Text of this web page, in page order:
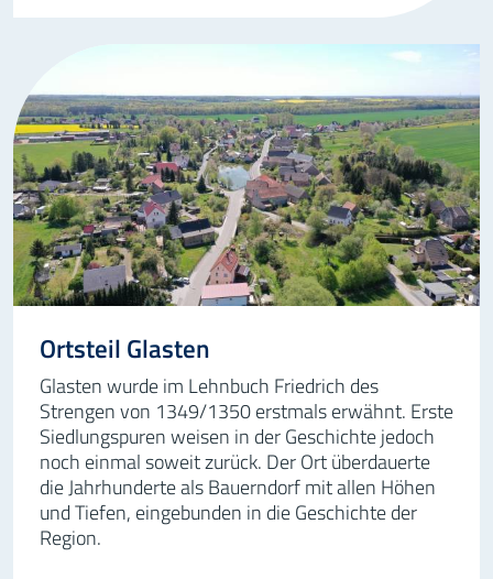
Ortsteil Glasten
Glasten wurde im Lehnbuch Friedrich des
Strengen von 1349/1350 erstmals erwähnt. Erste
Siedlungspuren weisen in der Geschichte jedoch
noch einmal soweit zurück. Der Ort überdauerte
die Jahrhunderte als Bauerndorf mit allen Höhen
und Tiefen, eingebunden in die Geschichte der
Region.